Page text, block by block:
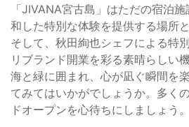
「JIVANA宮古島」はただの宿泊
和した特別な体験を提供する場所
そして、秋田絢也シェフによる特
リブランド開業を彩る素晴らしい
海と緑に囲まれ、心が凪ぐ瞬間を
てみてはいかがでしょうか。多く
ドオープンを心待ちにしましょう。